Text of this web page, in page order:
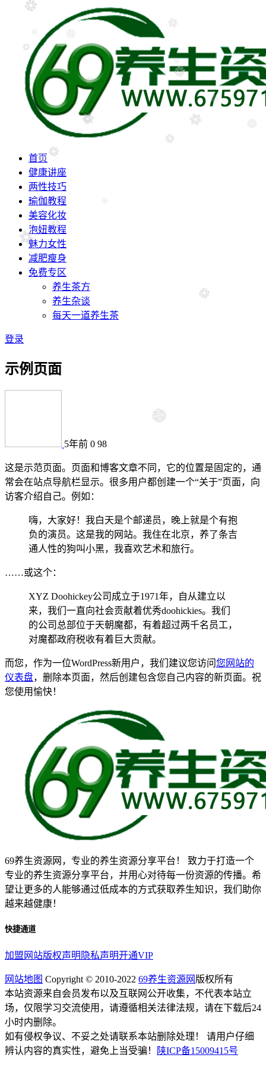
首页
健康讲座
两性技巧
瑜伽教程
美容化妆
泡妞教程
魅力女性
减肥瘦身
免费专区
养生茶方
养生杂谈
每天一道养生茶
登录
示例页面
5年前 0 98
这是示范页面。页面和博客文章不同，它的位置是固定的，通
常会在站点导航栏显示。很多用户都创建一个“关于”页面，向
访客介绍自己。例如：
嗨，大家好！我白天是个邮递员，晚上就是个有抱
负的演员。这是我的网站。我住在北京，养了条吉
通人性的狗叫小黑，我喜欢艺术和旅行。
……或这个：
XYZ Doohickey公司成立于1971年，自从建立以
来，我们一直向社会贡献着优秀doohickies。我们
的公司总部位于天朝魔都，有着超过两千名员工，
对魔都政府税收有着巨大贡献。
而您，作为一位WordPress新用户，我们建议您访问您网站的
仪表盘，删除本页面，然后创建包含您自己内容的新页面。祝
您使用愉快！
69养生资源网，专业的养生资源分享平台！ 致力于打造一个
专业的养生资源分享平台，并用心对待每一份资源的传播。希
望让更多的人能够通过低成本的方式获取养生知识，我们助你
越来越健康！
快捷通道
加盟网站版权声明 隐私声明开通VIP
网站地图 Copyright © 2010-2022 69养生资源网 版权所有
本站资源来自会员发布以及互联网公开收集，不代表本站立
场，仅限学习交流使用，请遵循相关法律法规，请在下载后24
小时内删除。
如有侵权争议、不妥之处请联系本站删除处理！ 请用户仔细
辨认内容的真实性，避免上当受骗！
陕ICP备15009415号